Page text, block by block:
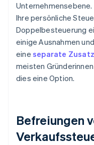
Ihre persönliche
Doppelbesteuerung
einige Ausnahmen
eine separate
meisten
dies eine Option.
Befreiungen